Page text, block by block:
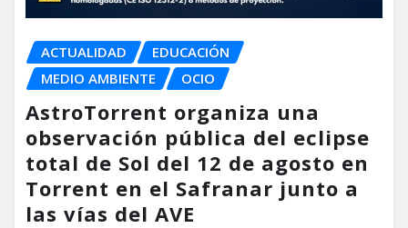
ACTUALIDAD
EDUCACIÓN
MEDIO AMBIENTE
OCIO
AstroTorrent organiza una
observación pública del eclipse
total de Sol del 12 de agosto en
Torrent en el Safranar junto a
las vías del AVE